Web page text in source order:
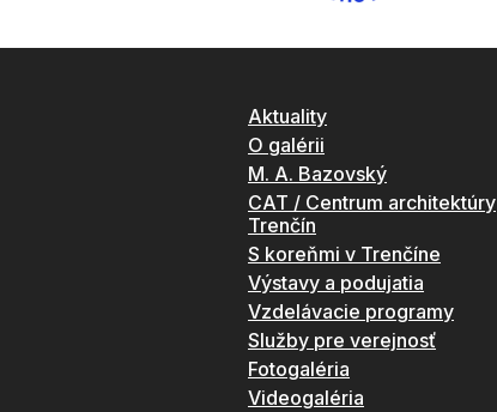
Aktuality
O galérii
M. A. Bazovský
CAT / Centrum architektúry
Trenčín
S koreňmi v Trenčíne
Výstavy a podujatia
Vzdelávacie programy
Služby pre verejnosť
Fotogaléria
Videogaléria